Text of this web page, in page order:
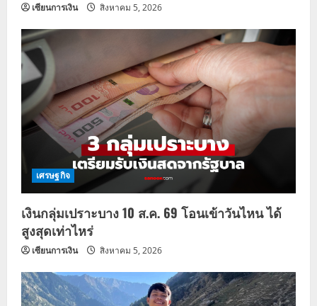
เซียนการเงิน สิงหาคม 5, 2026
เศรษฐกิจ
เงินกลุ่มเปราะบาง 10 ส.ค. 69 โอนเข้าวันไหน ได้
สูงสุดเท่าไหร่
เซียนการเงิน สิงหาคม 5, 2026